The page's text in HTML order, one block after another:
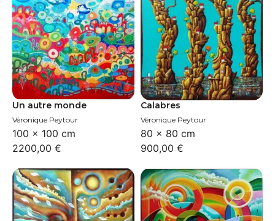
Un autre monde
Véronique Peytour
100 × 100 cm
2200,00 €
Calabres
Véronique Peytour
80 × 80 cm
900,00 €